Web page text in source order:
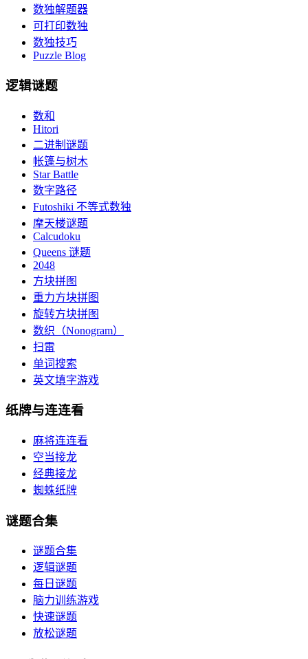
数独解题器
可打印数独
数独技巧
Puzzle Blog
逻辑谜题
数和
Hitori
二进制谜题
帐篷与树木
Star Battle
数字路径
Futoshiki 不等式数独
摩天楼谜题
Calcudoku
Queens 谜题
2048
方块拼图
重力方块拼图
旋转方块拼图
数织（Nonogram）
扫雷
单词搜索
英文填字游戏
纸牌与连连看
麻将连连看
空当接龙
经典接龙
蜘蛛纸牌
谜题合集
谜题合集
逻辑谜题
每日谜题
脑力训练游戏
快速谜题
放松谜题